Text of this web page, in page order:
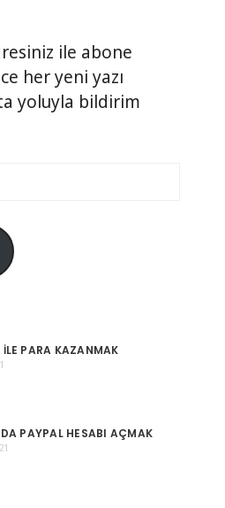
ile abone
her yeni yazı
yoluyla bildirim
PARA KAZANMAK
PAYPAL HESABI AÇMAK